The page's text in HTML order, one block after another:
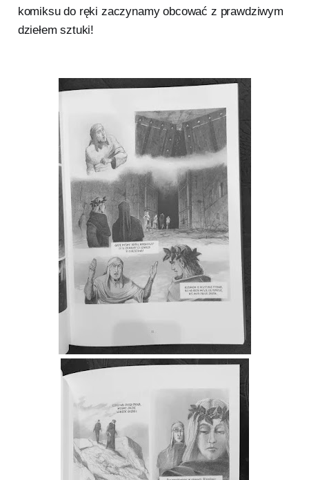
komiksu do ręki zaczynamy obcować z prawdziwym
dziełem sztuki!